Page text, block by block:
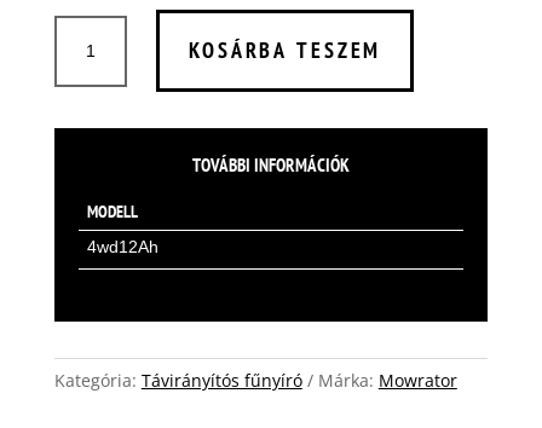
TÁVIRÁNYÍTÓS
KOSÁRBA TESZEM
TOVÁBBI INFORMÁCIÓK
MODELL
4wd12Ah
Kategória: Távirányítós fűnyíró Márka: Mowrator